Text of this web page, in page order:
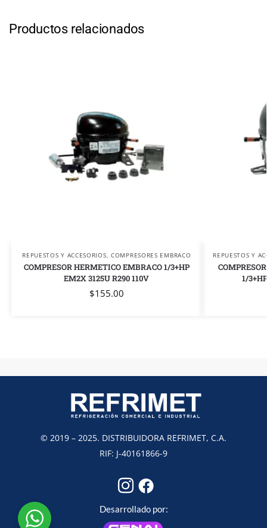
Productos relacionados
REPUESTOS Y ACCESORIOS COMPRESORES EMBRACO
COMPRESOR HERMETICO EMBRACO 1/3+HP
EM2X 3125U R290 110V
$155.00
REPUESTOS Y
1/
© 2019 – 2025. DISTRIBUIDORA REFRIMET, C.A.
RIF: J-40161866-9
Desarrollado por: